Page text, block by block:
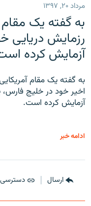
مرداد ۲۰, ۱۳۹۷
به گفته یک مقام
رزمایش
آزمایش کرده
به گفته یک مقام
اخیر خود در خلیج
آزمایش کرده است.
ادامه خبر
ارسال